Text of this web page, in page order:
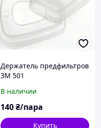
Держатель предфильтров
3M 501
В наличии
140₴/пара
Купить